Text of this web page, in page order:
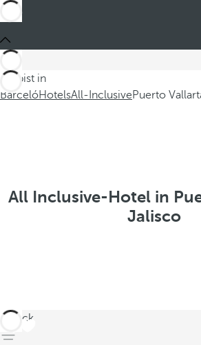
Du bist in
BarcelóHotelsAll-InclusivePuerto
All Inclusive-Hotel in
Jalisco
zurück